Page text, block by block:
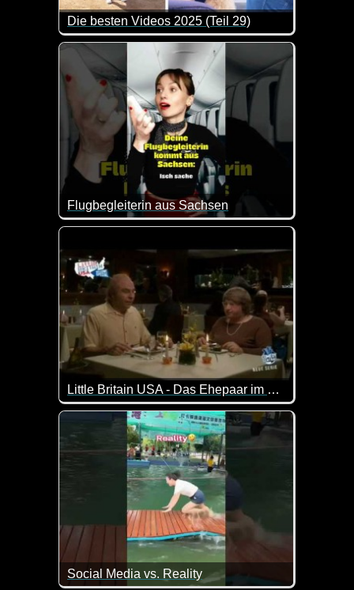
Die besten Videos 2025 (Teil 29)
Eine tolle Zusammenstellung von lustigen
Flugbegleiterin aus Sachsen
Da ist die Frage, ob man bayrisch oder sächsisch
Little Britain USA - Das Ehepaar im Restaurant
40 Jahre tolle Gespräche :-) Er kann einem ja
Social Media vs. Reality